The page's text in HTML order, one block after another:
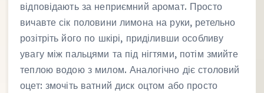
відповідають за неприємний аромат. Просто
вичавте сік половини лимона на руки, ретельно
розітріть його по шкірі, приділивши особливу
увагу між пальцями та під нігтями, потім змийте
теплою водою з милом. Аналогічно діє столовий
оцет: змочіть ватний диск оцтом або просто